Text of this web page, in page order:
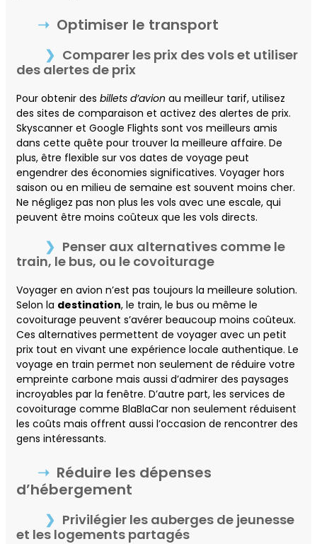
Optimiser le transport
Comparer les prix des vols et utiliser
des alertes de prix
Pour obtenir des billets d’avion au meilleur tarif, utilisez
des sites de comparaison et activez des alertes de prix.
Skyscanner et Google Flights sont vos meilleurs amis
dans cette quête pour trouver la meilleure affaire. De
plus, être flexible sur vos dates de voyage peut
engendrer des économies significatives. Voyager hors
saison ou en milieu de semaine est souvent moins cher.
Ne négligez pas non plus les vols avec une escale, qui
peuvent être moins coûteux que les vols directs.
Penser aux alternatives comme le
train, le bus, ou le covoiturage
Voyager en avion n’est pas toujours la meilleure solution.
Selon la destination, le train, le bus ou même le
covoiturage peuvent s’avérer beaucoup moins coûteux.
Ces alternatives permettent de voyager avec un petit
prix tout en vivant une expérience locale authentique. Le
voyage en train permet non seulement de réduire votre
empreinte carbone mais aussi d’admirer des paysages
incroyables par la fenêtre. D’autre part, les services de
covoiturage comme BlaBlaCar non seulement réduisent
les coûts mais offrent aussi l’occasion de rencontrer des
gens intéressants.
Réduire les dépenses
d’hébergement
Privilégier les auberges de jeunesse
et les logements partagés